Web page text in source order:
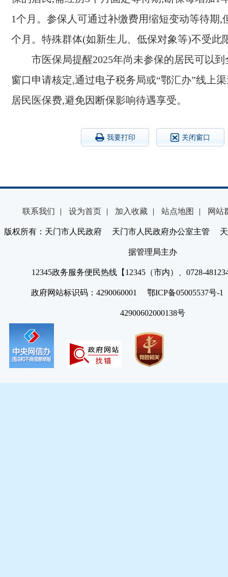
1个月。参保人可通过补缴费用缩短变动等待期,
个月。特殊群体(如新生儿、低保对象等)不受此
市医保局提醒2025年尚未参保的居民可以
窗口申请核定,通过电子税务局或“鄂汇办”线上
居民医保费,避免因断保影响待遇享受。
我要打印 关闭窗口
联系我们 | 设为首页 | 加入收藏 | 站点地图 | 网站
版权所有：天门市人民政府 天门市人民政府办公室主管 天
据管理局主办
12345政务服务便民热线【12345（市内）、0728-
政府网站标识码：4290060001 鄂ICP备05005537号
42900602000138号